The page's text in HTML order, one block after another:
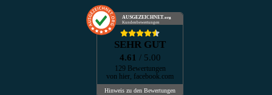
AUSGEZEICHNET.org
Kundenbewertungen
SEHR GUT
4.61 / 5.00
129 Bewertungen
von hier, facebook.com
Hinweis zu den Bewertungen